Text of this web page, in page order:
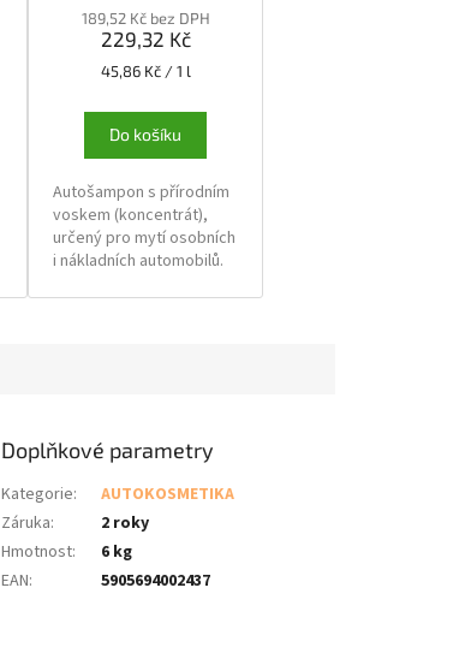
189,52 Kč bez DPH
229,32 Kč
Měrná
45,86 Kč / 1 l
Do košíku
Autošampon s přírodním
voskem (koncentrát),
určený pro mytí osobních
i nákladních automobilů.
umýt a navoskovat
současně.
Doplňkové parametry
Kategorie:
AUTOKOSMETIKA
Záruka:
2 roky
Hmotnost:
6 kg
EAN: 5905694002437